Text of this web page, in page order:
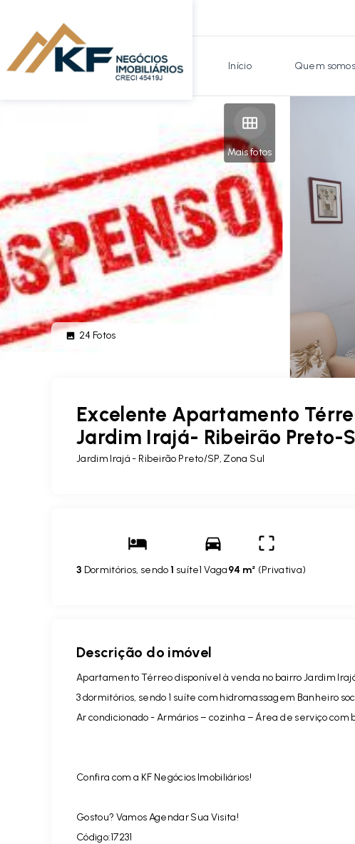
Início Quem somos
Mais fotos
24 Fotos
Excelente Apartamento
Jardim Irajá- Ribeirão Preto-
Jardim Irajá - Ribeirão Preto/SP, Zona Sul
3 Dormitórios, sendo1 suíte1 Vaga94 m² (Privativa)
Descrição do imóvel
Apartamento Térreo disponível à venda no bairro Jardim
3 dormitórios, sendo 1 suíte com hidromassagem Banheiro
Ar condicionado - Armários – cozinha – Área de serviço
Confira com a KF Negócios Imobiliários!
Gostou? Vamos Agendar Sua Visita!
Código:17231